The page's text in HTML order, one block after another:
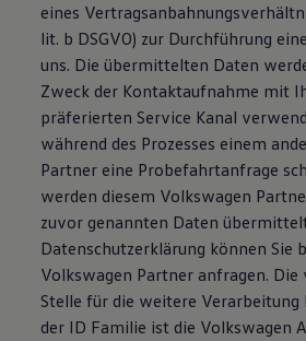
eines
lit. b DSGVO) zur Durchführung
uns. Die übermittelten Daten
Zweck der Kontaktaufnahme mit
präferierten Service Kanal
während des Prozesses einem
Partner eine Probefahrtanfrage
werden diesem Volkswagen
zuvor genannten Daten
Datenschutzerklärung können Sie
Volkswagen Partner anfragen.
Stelle für die weitere Verarbeitung
der ID Familie ist die Volkswagen